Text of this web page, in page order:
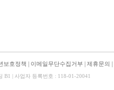
보호정책 이메일무단수집거부 제휴문의
B1 | 사업자 등록번호 : 118-01-20041